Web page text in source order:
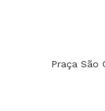
Praça São